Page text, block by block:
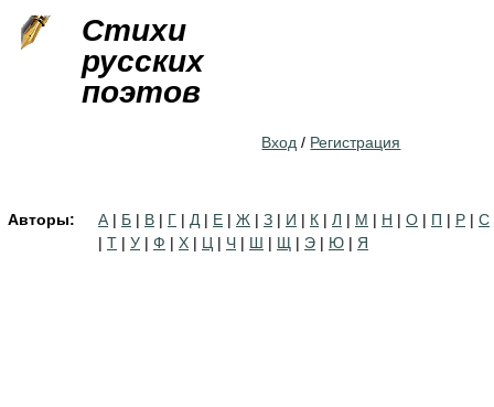
Стихи
русских
поэтов
Вход / Регистрация
Авторы: А | Б | В | Г | Д | Е | Ж | З | И | К | Л | М | Н | О | П | Р | С
| Т | У | Ф | Х | Ц | Ч | Ш | Щ | Э | Ю | Я